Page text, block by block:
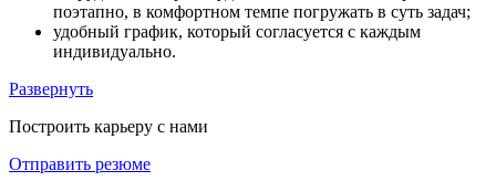
поэтапно, в комфортном темпе погружать в суть задач;
удобный график, который согласуется с каждым
индивидуально.
Развернуть
Построить карьеру с нами
Отправить резюме